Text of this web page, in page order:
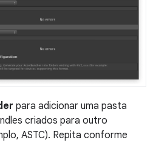
para adicionar uma pasta
criados para outro
ASTC). Repita conforme